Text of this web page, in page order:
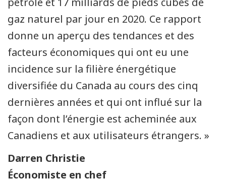
gaz naturel par jour en 2020. Ce rapport
donne un aperçu des tendances et des
facteurs économiques qui ont eu une
incidence sur la filière énergétique
diversifiée du Canada au cours des cinq
dernières années et qui ont influé sur la
façon dont l’énergie est acheminée aux
Canadiens et aux utilisateurs étrangers. »
Darren Christie
Économiste en chef